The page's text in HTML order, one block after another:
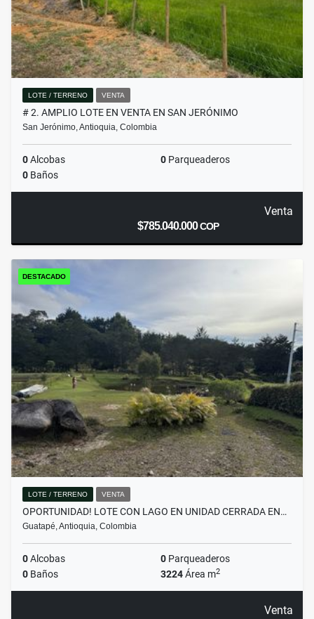
LOTE / TERRENO VENTA
# 2. AMPLIO LOTE EN VENTA EN SAN JERÓNIMO
San Jerónimo, Antioquia, Colombia
0Alcobas 0 Parqueaderos
0 Baños
Venta
$785.040.000COP
DESTACADO
LOTE / TERRENO VENTA
OPORTUNIDAD! LOTE CON LAGO EN UNIDAD CERRADA EN…
Guatapé, Antioquia, Colombia
0Alcobas 0 Parqueaderos
0 Baños 3224Área m2
Venta